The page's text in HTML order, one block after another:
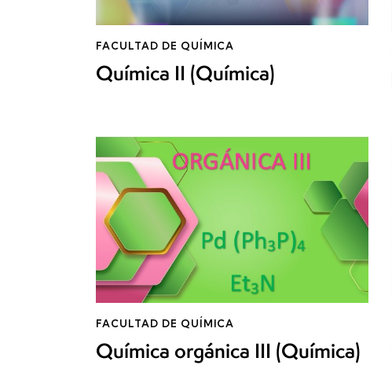
Química II (Química)
FACULTAD DE QUÍMICA
Química orgánica III (Química)
FACULTAD DE QUÍMICA